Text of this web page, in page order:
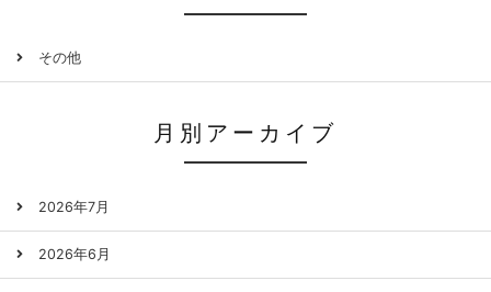
その他
月別アーカイブ
2026年7月
2026年6月